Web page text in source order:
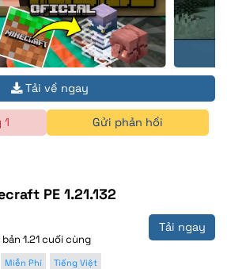
Tải về ngay
Gửi phản hồi
PE 1.21.132
bản 1.21 cuối cùng
Miễn Phí Tiếng Việt
Tải ngay